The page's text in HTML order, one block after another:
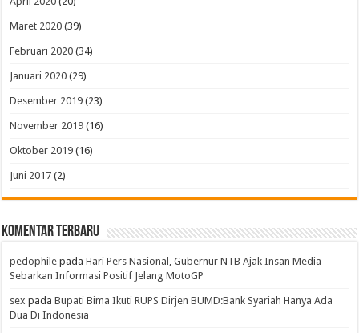
Maret 2020 (39)
Februari 2020 (34)
Januari 2020 (29)
Desember 2019 (23)
November 2019 (16)
Oktober 2019 (16)
Juni 2017 (2)
Komentar Terbaru
pedophile padaHari Pers Nasional, Gubernur NTB Ajak Insan Media
Sebarkan Informasi Positif Jelang MotoGP
sex padaBupati Bima Ikuti RUPS Dirjen BUMD:Bank Syariah Hanya Ada
Dua Di Indonesia